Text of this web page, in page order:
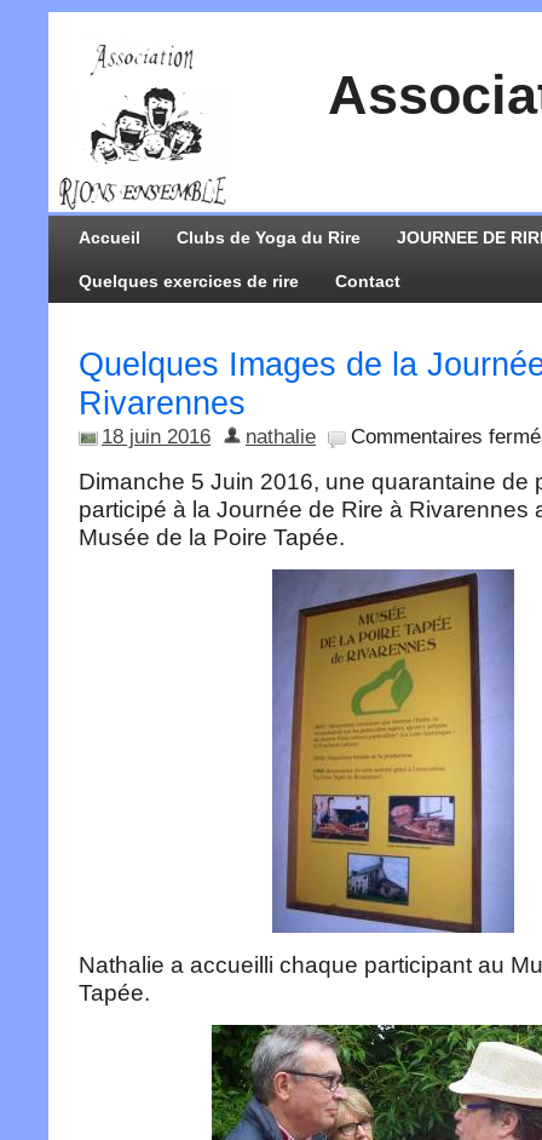
Accueil Clubs de Yoga du Rire JOURNEE DE
Quelques exercices de rire Contact
Quelques Images de la
Rivarennes
18 juin 2016 nathalie Commentaires
Dimanche 5 Juin 2016, une quarantaine de
participé à la Journée de Rire à Rivarennes
Musée de la Poire Tapée.
Nathalie a accueilli chaque participant au
Tapée.